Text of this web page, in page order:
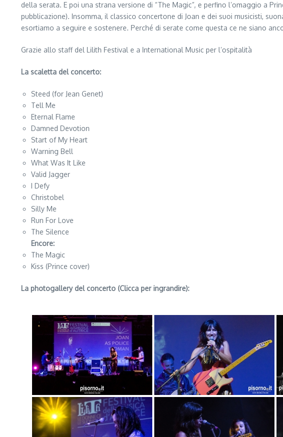
della serata. E poi una strana versione di “The Magic”, e perfino l’omaggio a
pubblicazione). Insomma, il classico concertone di Joan e dei suoi musicisti,
esortiamo a seguire e sostenere. Perché di serate come questa ce ne siano
Grazie allo staff del Lilith Festival e a International Music per l’ospitalità
La scaletta del concerto:
Steed (for Jean Genet)
Tell Me
Eternal Flame
Damned Devotion
Start of My Heart
Warning Bell
What Was It Like
Valid Jagger
I Defy
Christobel
Silly Me
Run For Love
The Silence
Encore:
The Magic
Kiss (Prince cover)
La photogallery del concerto (Clicca per ingrandire):